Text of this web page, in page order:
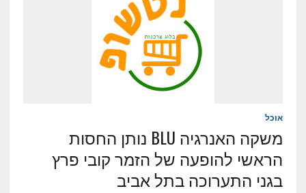
אוכל
משקה האנרגיה BLU נותן החסות
הראשי להופעה של הזמר קובי פרץ
בגני התערוכה בתל אביב